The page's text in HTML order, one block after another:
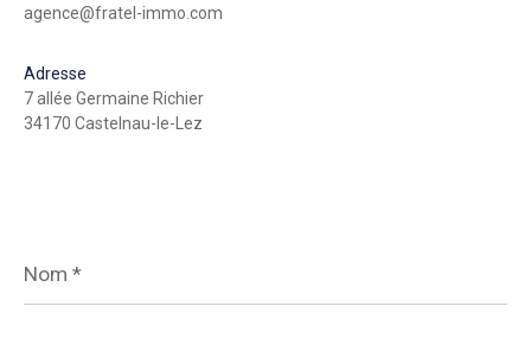
agence@fratel-immo.com
Adresse
7 allée Germaine Richier
34170 Castelnau-le-Lez
*